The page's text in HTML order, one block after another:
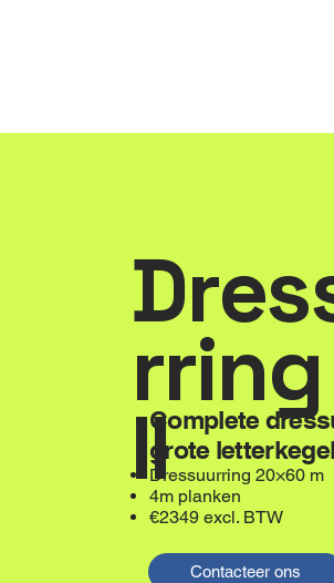
Complete
grote
Dressuurring 20×60 m
4m planken
€2349 excl. BTW
Contacteer ons
II